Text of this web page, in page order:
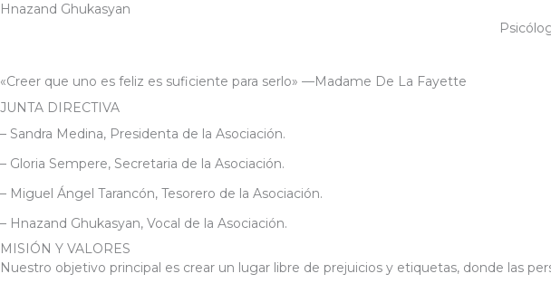
Hnazand Ghukasyan
«Creer que uno es feliz es suficiente para serlo» —Madame De La Fayette
JUNTA DIRECTIVA
– Sandra Medina, Presidenta de la Asociación.
– Gloria Sempere, Secretaria de la Asociación.
– Miguel Ángel Tarancón, Tesorero de la Asociación.
– Hnazand Ghukasyan, Vocal de la Asociación.
MISIÓN Y VALORES
Nuestro objetivo principal es crear un lugar libre de prejuicios y etiquetas, donde las